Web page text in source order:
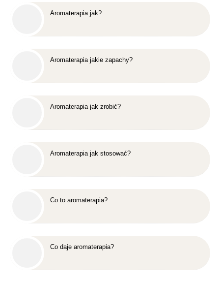
Aromaterapia jak?
Aromaterapia jakie zapachy?
Aromaterapia jak zrobić?
Aromaterapia jak stosować?
Co to aromaterapia?
Co daje aromaterapia?